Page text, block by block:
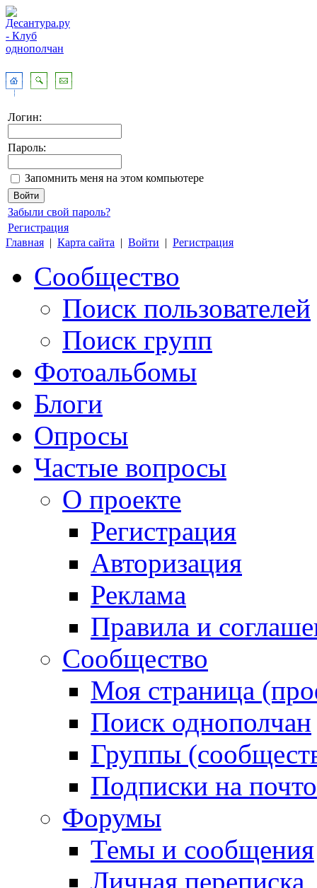
Логин:
Пароль:
Запомнить меня на этом компьютере
Забыли свой пароль?
Регистрация
Главная | Карта сайта | Войти | Регистрация
Сообщество
Поиск пользователей
Поиск групп
Фотоальбомы
Блоги
Опросы
Частые вопросы
О проекте
Регистрация
Авторизация
Реклама
Правила и
Сообщество
Моя страница
Поиск однополчан
Группы
Подписки на
Форумы
Темы и сообщения
Личная переписка